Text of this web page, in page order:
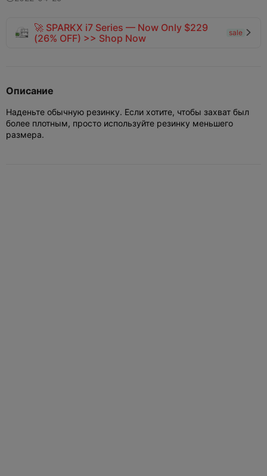
🚀 SPARKX i7 Series — Now Only $229
(26% OFF) >> Shop Now
sale 
Описание
Наденьте обычную резинку. Если хотите, чтобы захват был
более плотным, просто используйте резинку меньшего
размера.